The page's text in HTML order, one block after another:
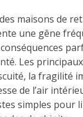
maisons de
une gêne
Les
la fragilité
de l’air
simples pour